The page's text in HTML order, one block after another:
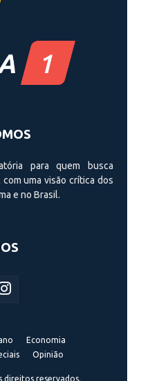
para quem busca
uma visão crí­tica dos
e no Brasil.
Economia
Opinião
direitos reservados.